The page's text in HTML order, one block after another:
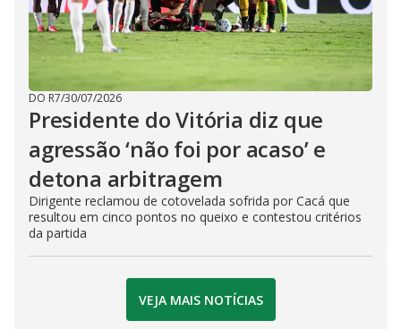
DO R7/30/07/2026
Presidente do Vitória diz que
agressão ‘não foi por acaso’ e
detona arbitragem
Dirigente reclamou de cotovelada sofrida por Cacá que
resultou em cinco pontos no queixo e contestou critérios
da partida
VEJA MAIS NOTÍCIAS